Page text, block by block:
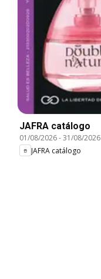
JAFRA catálogo
01/08/2026-31/08/2026
JAFRA catálogo